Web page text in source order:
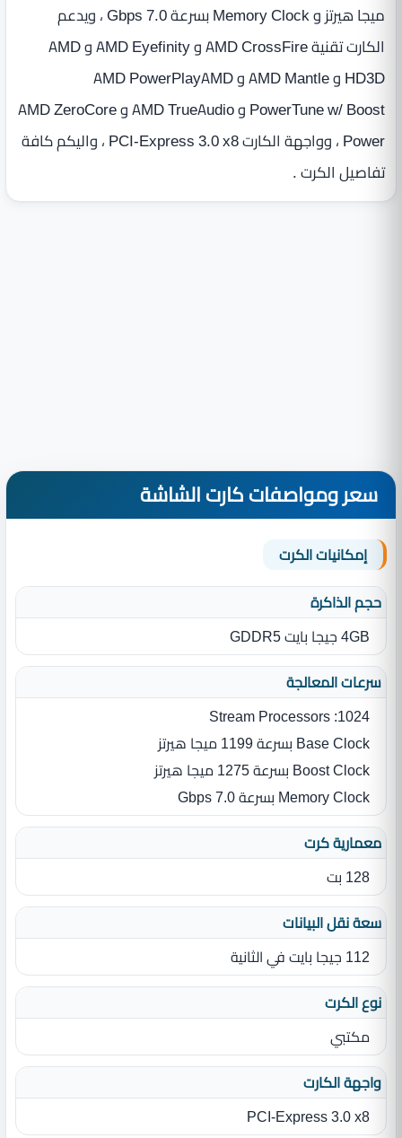
ميجا هيرتز و Memory Clock بسرعة 7.0 Gbps ، ويدعم
الكارت تقنية AMD CrossFire و AMD Eyefinity و AMD
HD3D و AMD Mantle و AMD PowerPlayAMD
PowerTune w/ Boost و AMD TrueAudio و AMD ZeroCore
Power ، وواجهة الكارت PCI-Express 3.0 x8 ، واليكم كافة
تفاصيل الكرت .
سعر ومواصفات كارت الشاشة
إمكانيات الكرت
حجم الذاكرة
4GB جيجا بايت GDDR5
سرعات المعالجة
Stream Processors :1024
Base Clock بسرعة 1199 ميجا هيرتز
Boost Clock بسرعة 1275 ميجا هيرتز
Memory Clock بسرعة 7.0 Gbps
معمارية كرت
128 بت
سعة نقل البيانات
112 جيجا بايت في الثانية
نوع الكرت
مكتبي
واجهة الكارت
PCI-Express 3.0 x8